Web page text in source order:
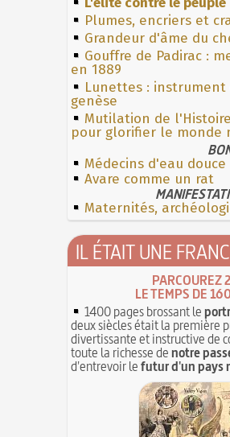
Plumes, encriers et
Grandeur d'âme du
Gouffre de Padirac :
en 1889
Lunettes : instrument
genèse
Mutilation de
pour glorifier le monde
Médecins d'eau douce
Avare comme un rat
Maternités,
IL ÉTAIT UNE
PARCOUREZ
LE TEMPS DE
1400 pages brossant le
deux siècles était la première
divertissante et instructive de
toute la richesse denotre
d'entrevoir lefutur d'un pays